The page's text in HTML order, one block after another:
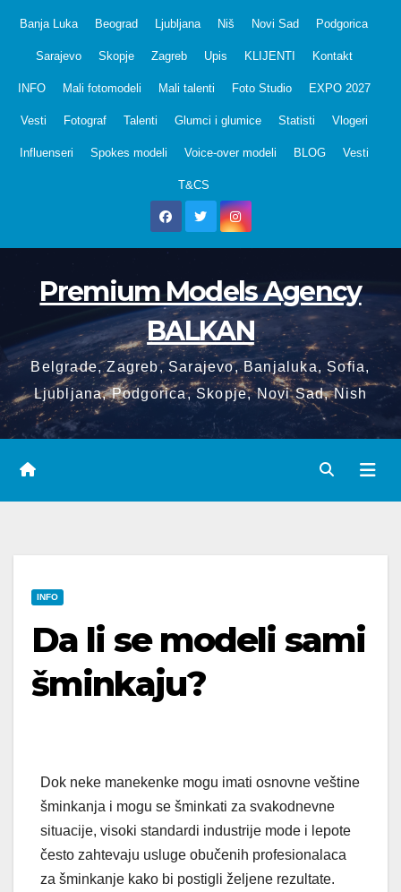
Banja Luka Beograd Ljubljana Niš Novi Sad Podgorica
Sarajevo Skopje Zagreb Upis KLIJENTI Kontakt
INFO Mali fotomodeli Mali talenti Foto Studio EXPO 2027
Vesti Fotograf Talenti Glumci i glumice Statisti Vlogeri
Influenseri Spokes modeli Voice-over modeli BLOG Vesti
T&CS
Premium Models Agency
BALKAN
Belgrade, Zagreb, Sarajevo, Banjaluka, Sofia,
Ljubljana, Podgorica, Skopje, Novi Sad, Nish
INFO
Da li se modeli sami
šminkaju?
Dok neke manekenke mogu imati osnovne veštine
šminkanja i mogu se šminkati za svakodnevne
situacije, visoki standardi industrije mode i lepote
često zahtevaju usluge obučenih profesionalaca
za šminkanje kako bi postigli željene rezultate.